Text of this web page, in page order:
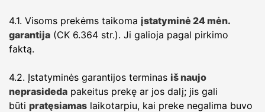
4.1. Visoms prekėms taikoma įstatyminė 24 mėn.
garantija (CK 6.364 str.). Ji galioja pagal pirkimo
faktą.
4.2. Įstatyminės garantijos terminas iš naujo
neprasideda pakeitus prekę ar jos dalį; jis gali
būti pratęsiamas laikotarpiu, kai preke negalima buvo